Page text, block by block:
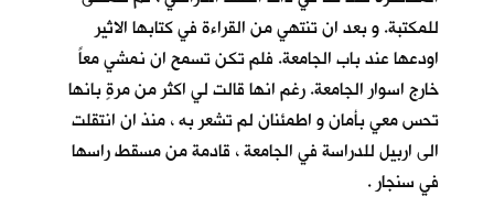
للمكتبة. و بعد ان تنتهي من القراءة في كتابها الاثير
اودعها عند باب الجامعة. فلم تكن تسمح ان نمشي معاً
خارج اسوار الجامعة. رغم انها قالت لي اكثر من مرةٍ بانها
تحس معي بأمان و اطمئنان لم تشعر به ، منذ ان انتقلت
الى اربيل للدراسة في الجامعة ، قادمة من مسقط راسها
في سنجار .